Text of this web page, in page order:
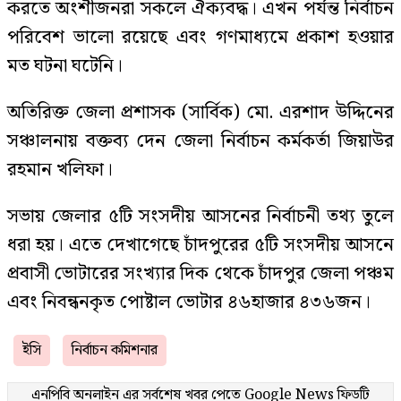
করতে অংশীজনরা সকলে ঐক্যবদ্ধ। এখন পর্যন্ত নির্বাচন
পরিবেশ ভালো রয়েছে এবং গণমাধ্যমে প্রকাশ হওয়ার
মত ঘটনা ঘটেনি।
অতিরিক্ত জেলা প্রশাসক (সার্বিক) মো. এরশাদ উদ্দিনের
সঞ্চালনায় বক্তব্য দেন জেলা নির্বাচন কর্মকর্তা জিয়াউর
রহমান খলিফা।
সভায় জেলার ৫টি সংসদীয় আসনের নির্বাচনী তথ্য তুলে
ধরা হয়। এতে দেখাগেছে চাঁদপুরের ৫টি সংসদীয় আসনে
প্রবাসী ভোটারের সংখ্যার দিক থেকে চাঁদপুর জেলা পঞ্চম
এবং নিবন্ধনকৃত পোষ্টাল ভোটার ৪৬হাজার ৪৩৬জন।
ইসি
নির্বাচন কমিশনার
এনপিবি অনলাইন এর সর্বশেষ খবর পেতে Google Newsফিডটি